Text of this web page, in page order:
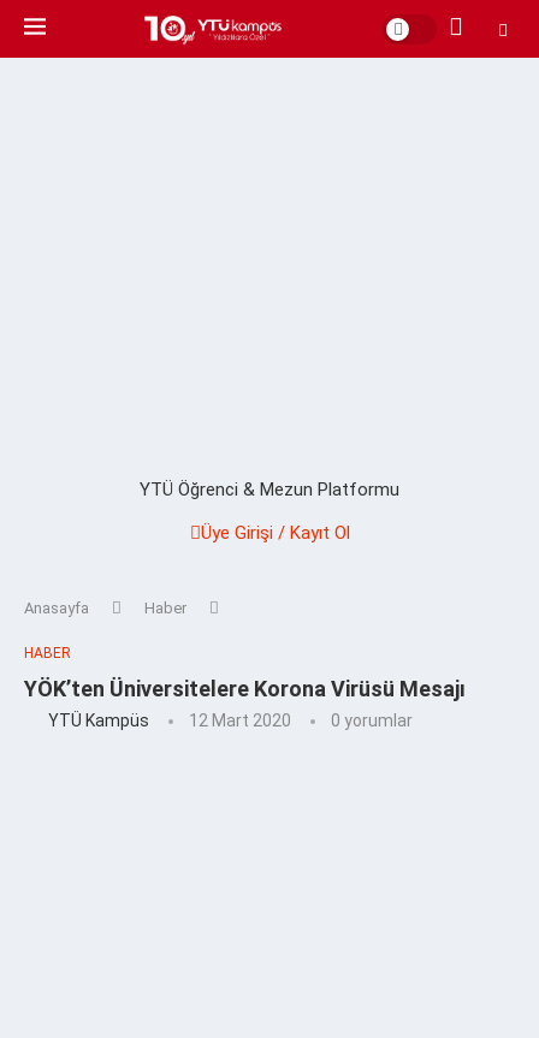
YTÜ Öğrenci & Mezun Platformu
Üye Girişi / Kayıt Ol
Anasayfa Haber
HABER
YÖK’ten Üniversitelere Korona Virüsü Mesajı
YTÜ Kampüs 12 Mart 2020 0 yorumlar